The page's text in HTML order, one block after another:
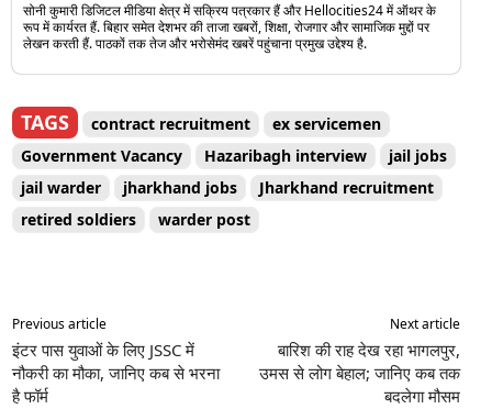
सोनी कुमारी डिजिटल मीडिया क्षेत्र में सक्रिय पत्रकार हैं और Hellocities24 में ऑथर के
रूप में कार्यरत हैं. बिहार समेत देशभर की ताजा खबरों, शिक्षा, रोजगार और सामाजिक मुद्दों पर
लेखन करती हैं. पाठकों तक तेज और भरोसेमंद खबरें पहुंचाना प्रमुख उद्देश्य है.
TAGS contract recruitment
ex servicemen
Government Vacancy
Hazaribagh interview
jail jobs
jail warder
jharkhand jobs
Jharkhand recruitment
retired soldiers
warder post
Previous article
इंटर पास युवाओं के लिए JSSC में
नौकरी का मौका, जानिए कब से भरना
है फॉर्म
Next article
बारिश की राह देख रहा भागलपुर,
उमस से लोग बेहाल; जानिए कब तक
बदलेगा मौसम